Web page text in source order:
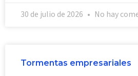
30 de julio de 2026 No hay
Tormentas empresariales